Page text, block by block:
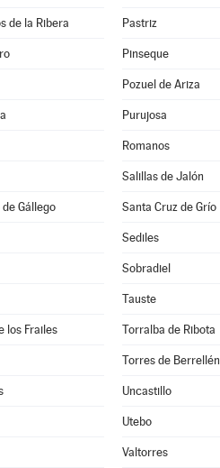
de la Ribera Pastriz
Pinseque
Pozuel de Ariza
Purujosa
Romanos
Salillas de Jalón
Gállego Santa Cruz de Grío
Sediles
Sobradiel
Tauste
los Frailes Torralba de Ribota
Torres de Berrellén
Uncastillo
Utebo
Valtorres